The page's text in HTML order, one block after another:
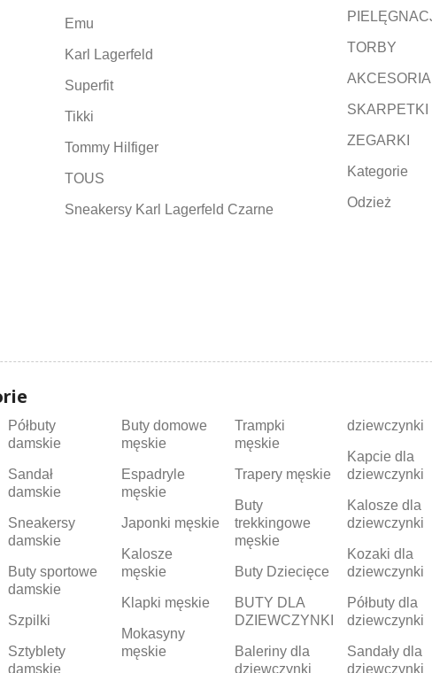
Emu
Karl Lagerfeld
Superfit
Tikki
Tommy Hilfiger
TOUS
Sneakersy Karl Lagerfeld Czarne
TORBY
AKCESORIA
SKARPETKI
ZEGARKI
Kategorie
Odzież
Półbuty
damskie
Sandał
damskie
Sneakersy
damskie
Buty sportowe
damskie
Szpilki
Sztyblety
damskie
Buty domowe
męskie
Espadryle
męskie
Japonki męskie
Kalosze
męskie
Klapki męskie
Mokasyny
męskie
Trampki
męskie
Trapery męskie
Buty
trekkingowe
męskie
Buty Dziecięce
BUTY DLA
DZIEWCZYNKI
Baleriny dla
dziewczynki
dziewczynki
Kapcie dla
dziewczynki
Kalosze dla
dziewczynki
Kozaki dla
dziewczynki
Półbuty dla
dziewczynki
Sandały dla
dziewczynki